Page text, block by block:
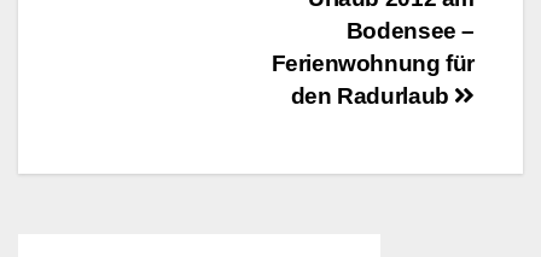
Bodensee –
Ferienwohnung für
den Radurlaub